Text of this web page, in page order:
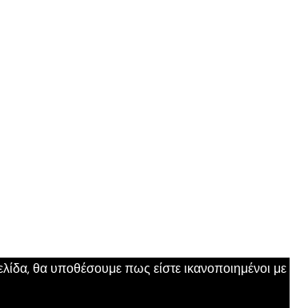
θα υποθέσουμε πως είστε ικανοποιημένοι με